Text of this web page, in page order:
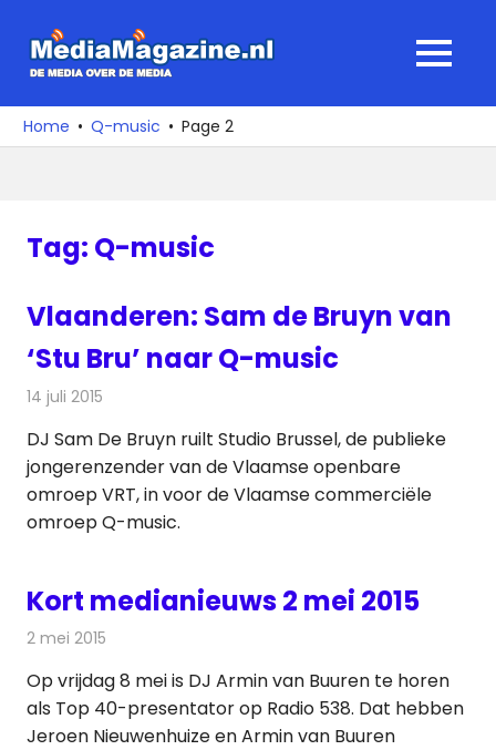
naar
media
over
MENU
Home Q-music Page 2
Tag: Q-music
Vlaanderen: Sam de Bruyn van
‘Stu Bru’ naar Q-music
14 juli 2015
DJ Sam De Bruyn ruilt Studio Brussel, de publieke
jongerenzender van de Vlaamse openbare
omroep VRT, in voor de Vlaamse commerciële
omroep Q-music.
Kort medianieuws 2 mei 2015
2 mei 2015
Op vrijdag 8 mei is DJ Armin van Buuren te horen
als Top 40-presentator op Radio 538. Dat hebben
Jeroen Nieuwenhuize en Armin van Buuren